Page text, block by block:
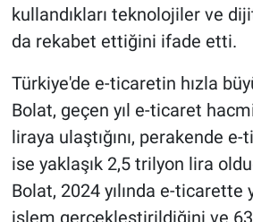
kullandıkları teknolojiler ve
da rekabet ettiğini ifade etti.
Türkiye'de e-ticaretin hızla
Bolat, geçen yıl e-ticaret
liraya ulaştığını, perakende
ise yaklaşık 2,5 trilyon lira
Bolat, 2024 yılında e-ticarette